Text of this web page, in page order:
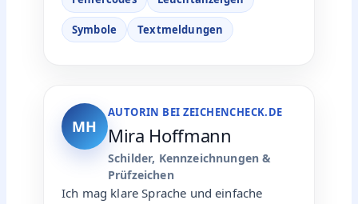
Symbole Textmeldungen
MH
AUTORIN BEI ZEICHENCHECK.DE
Mira Hoffmann
Schilder, Kennzeichnungen &
Prüfzeichen
Ich mag klare Sprache und einfache